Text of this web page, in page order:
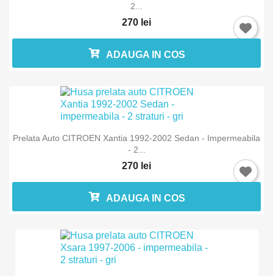
2...
270 lei
ADAUGA IN COS
Prelata Auto CITROEN Xantia 1992-2002 Sedan - Impermeabila
- 2...
270 lei
ADAUGA IN COS